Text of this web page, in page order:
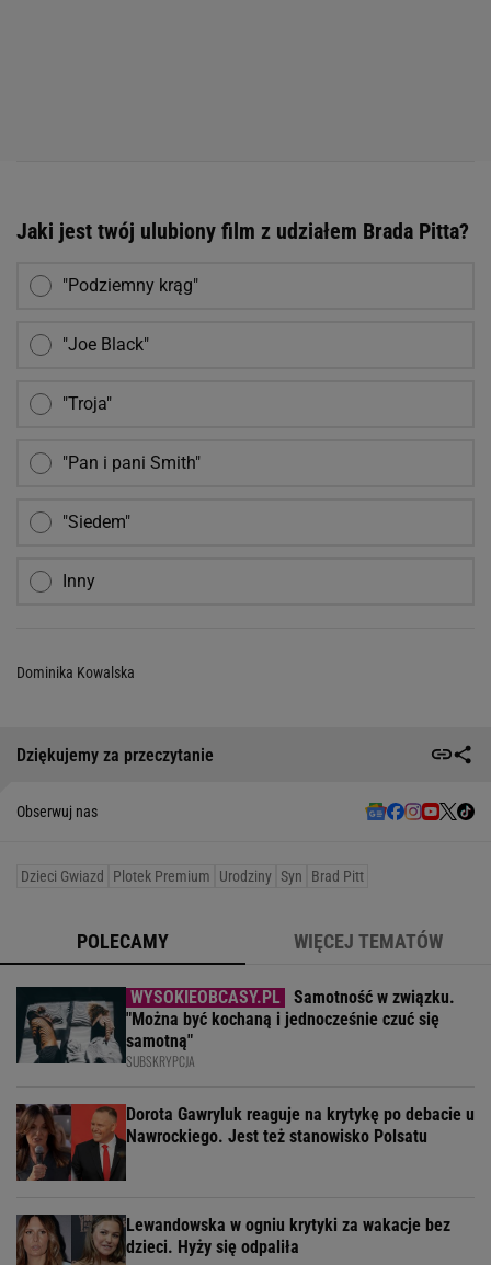
Jaki jest twój ulubiony film z udziałem Brada Pitta?
"Podziemny krąg"
"Joe Black"
"Troja"
"Pan i pani Smith"
"Siedem"
Inny
Dominika Kowalska
Dziękujemy za przeczytanie
Obserwuj nas
Dzieci Gwiazd Plotek Premium Urodziny Syn Brad Pitt
POLECAMY WIĘCEJ TEMATÓW
Samotność w związku.
"Można być kochaną i jednocześnie czuć się
samotną"
SUBSKRYPCJA
Dorota Gawryluk reaguje na krytykę po debacie u
Nawrockiego. Jest też stanowisko Polsatu
Lewandowska w ogniu krytyki za wakacje bez
dzieci. Hyży się odpaliła